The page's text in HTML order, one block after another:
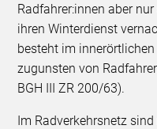
Radfahrer:innen aber
ihren Winterdienst
besteht im
zugunsten von
BGH III ZR 200/63).
Im Radverkehrsnetz